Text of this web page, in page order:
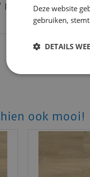
Plakplint met
ook mooi!
Deze website
gebruiken,
DETAILS